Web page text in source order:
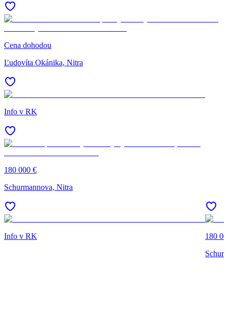
Cena dohodou
Ľudovíta Okánika, Nitra
Info v RK
180 000 €
Schurmannova, Nitra
Info v RK
180